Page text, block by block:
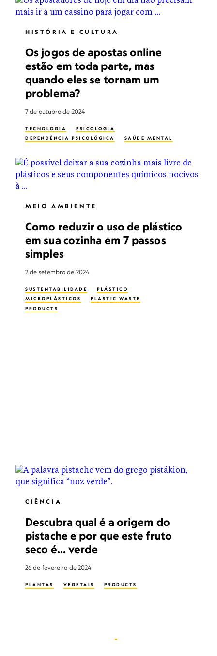
HISTÓRIA E CULTURA
Os jogos de apostas online
estão em toda parte, mas
quando eles se tornam um
problema?
7 de outubro de 2024
TECNOLOGIA
PSICOLOGIA
DEPENDÊNCIA PSICOLÓGICA
SAÚDE MENTAL
MEIO AMBIENTE
Como reduzir o uso de plástico
em sua cozinha em 7 passos
simples
2 de setembro de 2024
SUSTENTABILIDADE
PLÁSTICO
MICROPLÁSTICOS
PLASTIC WASTE
PRODUCTS
CIÊNCIA
Descubra qual é a origem do
pistache e por que este fruto
seco é... verde
26 de fevereiro de 2024
PLANTAS VEGETAIS PRODUCTS